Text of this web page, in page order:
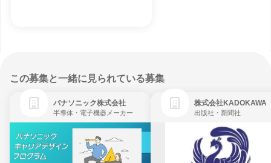
この募集と一緒に見られている募集
パナソニック株式会社
半導体・電子機器メーカー
株式会社KADOKAWA
出版社・新聞社